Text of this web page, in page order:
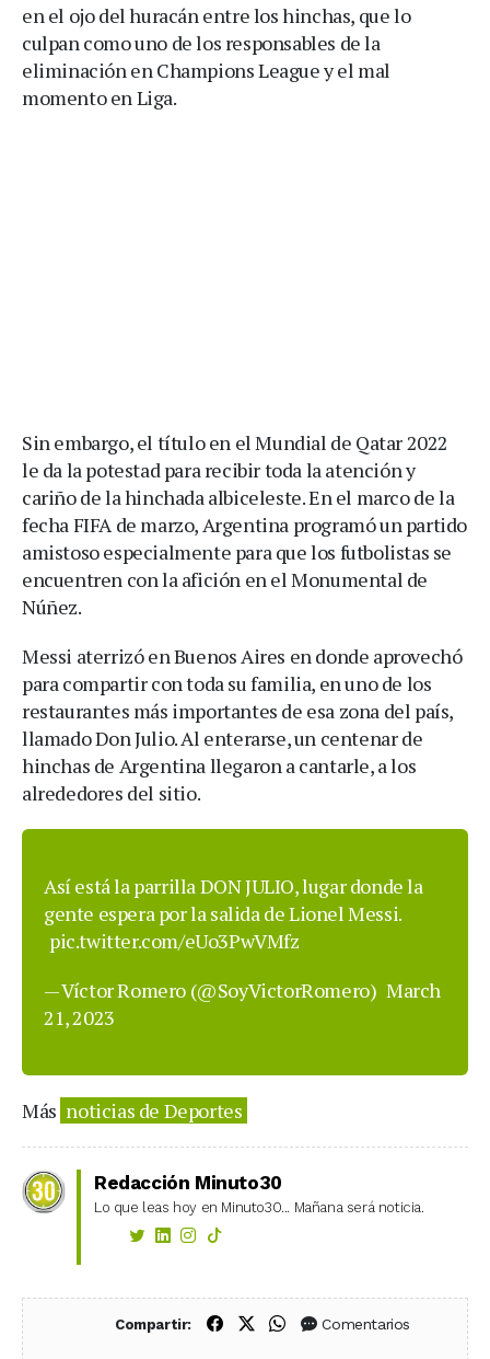
en el ojo del huracán entre los hinchas, que lo
culpan como uno de los responsables de la
eliminación en Champions League y el mal
momento en Liga.
Sin embargo, el título en el Mundial de Qatar 2022
le da la potestad para recibir toda la atención y
cariño de la hinchada albiceleste. En el marco de la
fecha FIFA de marzo, Argentina programó un partido
amistoso especialmente para que los futbolistas se
encuentren con la afición en el Monumental de
Núñez.
Messi aterrizó en Buenos Aires en donde aprovechó
para compartir con toda su familia, en uno de los
restaurantes más importantes de esa zona del país,
llamado Don Julio. Al enterarse, un centenar de
hinchas de Argentina llegaron a cantarle, a los
alrededores del sitio.
Así está la parrilla DON JULIO, lugar donde la
gente espera por la salida de Lionel Messi.
pic.twitter.com/eUo3PwVMfz
— Víctor Romero (@SoyVictorRomero) March
21, 2023
Más noticias de Deportes
Redacción Minuto30
Lo que leas hoy en Minuto30... Mañana será noticia.
Compartir: Compartir en Facebook
Compartir en X (Twitter)
Compartir en WhatsApp
Comentarios